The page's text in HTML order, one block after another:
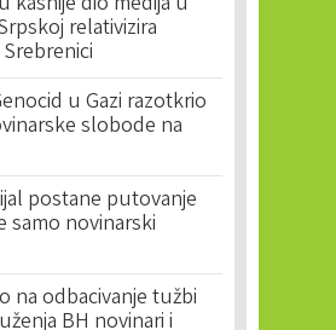
relativizira
u Gazi razotkrio
slobode na
postane putovanje
samo novinarski
na odbacivanje tužbi
BH novinari i